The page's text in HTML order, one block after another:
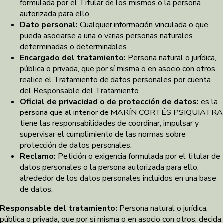
formulada por el Titular de los mismos o la persona
autorizada para ello
Dato personal: Cualquier información vinculada o que
pueda asociarse a una o varias personas naturales
determinadas o determinables
Encargado del tratamiento: Persona natural o jurídica,
pública o privada, que por sí misma o en asocio con otros,
realice el Tratamiento de datos personales por cuenta
del Responsable del Tratamiento
Oficial de privacidad o de protección de datos: es la
persona que al interior de MARÍN CORTÉS PSIQUIATRA
tiene las responsabilidades de coordinar, impulsar y
supervisar el cumplimiento de las normas sobre
protección de datos personales.
Reclamo: Petición o exigencia formulada por el titular de
datos personales o la persona autorizada para ello,
alrededor de los datos personales incluidos en una base
de datos.
Responsable del tratamiento: Persona natural o jurídica,
pública o privada, que por sí misma o en asocio con otros, decida